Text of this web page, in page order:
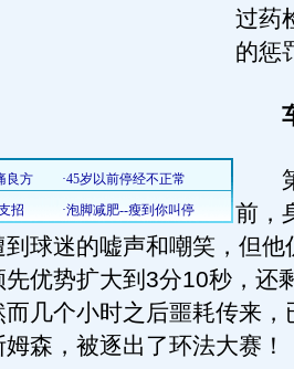
过药
的惩
第
前，
球迷的嘘声和嘲笑，但他
优势扩大到3分10秒，还
几个小时之后噩耗传来，
森，被逐出了环法大赛！